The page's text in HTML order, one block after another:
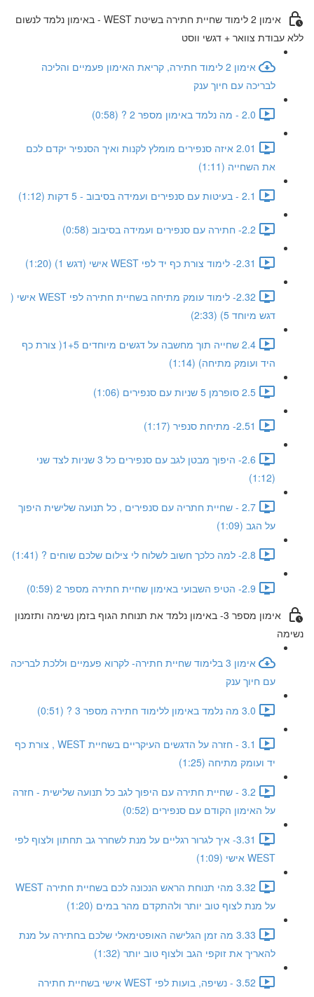
אימון 2 לימוד שחיית חתירה בשיטת WEST - באימון נלמד לנשום
ללא עבודת צוואר + דגשי ווסט
אימון 2 לימוד חתירה, קריאת האימון פעמיים והליכה
לבריכה עם חיוך ענק
2.0 - מה נלמד באימון מספר 2 ? (0:58)
2.01 איזה סנפירים מומלץ לקנות ואיך הסנפיר יקדם לכם
את השחייה (1:11)
2.1 - בעיטות עם סנפירים ועמידה בסיבוב - 5 דקות (1:12)
2.2- חתירה עם סנפירים ועמידה בסיבוב (0:58)
2.31- לימוד צורת כף יד לפי WEST אישי (דגש 1) (1:20)
2.32- לימוד עומק מתיחה בשחיית חתירה לפי WEST אישי (
דגש מיוחד 5) (2:33)
2.4 שחייה תוך מחשבה על דגשים מיוחדים 1+5( צורת כף
היד ועומק מתיחה) (1:14)
2.5 סופרמן 5 שניות עם סנפירים (1:06)
2.51- מתיחת סנפיר (1:17)
2.6- היפוך מבטן לגב עם סנפירים כל 3 שניות לצד שני
(1:12)
2.7 - שחיית חתריה עם סנפירים , כל תנועה שלישית היפוך
על הגב (1:09)
2.8- למה כלכך חשוב לשלוח לי צילום שלכם שוחים ? (1:41)
2.9- הטיפ השבועי באימון שחיית חתירה מספר 2 (0:59)
אימון מספר 3- באימון נלמד את תנוחת הגוף בזמן נשימה ותזמנון
נשימה
אימון 3 בלימוד שחיית חתירה- לקרוא פעמיים וללכת לבריכה
עם חיוך ענק
3.0 מה נלמד באימון ללימוד חתירה מספר 3 ? (0:51)
3.1 - חזרה על הדגשים העיקריים בשחיית WEST , צורת כף
יד ועומק מתיחה (1:25)
3.2 - שחיית חתירה עם היפוך לגב כל תנועה שלישית - חזרה
על האימון הקודם עם סנפירים (0:52)
3.31- איך לגרור רגליים על מנת לשחרר גב תחתון ולצוף לפי
WEST אישי (1:09)
3.32 מהי תנוחת הראש הנכונה לכם בשחיית חתירה WEST
על מנת לצוף טוב יותר ולהתקדם מהר במים (1:20)
3.33 מה זמן הגלישה האופטימאלי שלכם בחתירה על מנת
להאריך את זוקפי הגב ולצוף טוב יותר (1:32)
3.52 - נשיפה, בועות לפי WEST אישי בשחיית חתירה